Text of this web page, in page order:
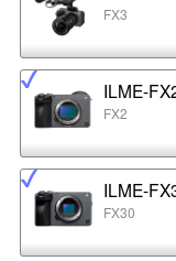
FX3
ILME-
FX2
ILME-
FX30